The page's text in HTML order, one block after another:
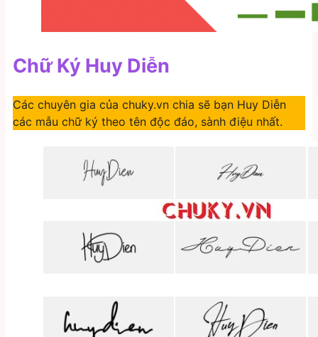
Chữ Ký Huy Diễn
Các chuyên gia của chuky.vn chia sẽ bạn Huy Diễn
các mẫu chữ ký theo tên độc đáo, sành điệu nhất.